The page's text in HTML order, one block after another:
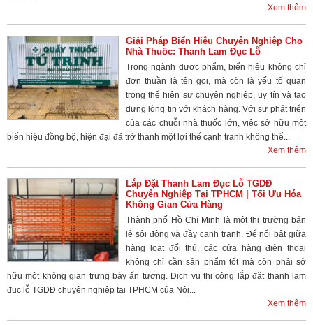
Xem thêm
Giải Pháp Biển Hiệu Chuyên Nghiệp Cho
Nhà Thuốc: Thanh Lam Đục Lỗ
Trong ngành dược phẩm, biển hiệu không chỉ
đơn thuần là tên gọi, mà còn là yếu tố quan
trọng thể hiện sự chuyên nghiệp, uy tín và tạo
dựng lòng tin với khách hàng. Với sự phát triển
của các chuỗi nhà thuốc lớn, việc sở hữu một
biển hiệu đồng bộ, hiện đại đã trở thành một lợi thế cạnh tranh không thể...
Xem thêm
Lắp Đặt Thanh Lam Đục Lỗ TGDĐ
Chuyên Nghiệp Tại TPHCM | Tối Ưu Hóa
Không Gian Cửa Hàng
Thành phố Hồ Chí Minh là một thị trường bán
lẻ sôi động và đầy cạnh tranh. Để nổi bật giữa
hàng loạt đối thủ, các cửa hàng điện thoại
không chỉ cần sản phẩm tốt mà còn phải sở
hữu một không gian trưng bày ấn tượng. Dịch vụ thi công lắp đặt thanh lam
đục lỗ TGDĐ chuyên nghiệp tại TPHCM của Nội...
Xem thêm